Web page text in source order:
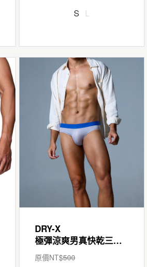
S L
DRY-X
極彈涼爽男真快乾三角褲
原價NT$500